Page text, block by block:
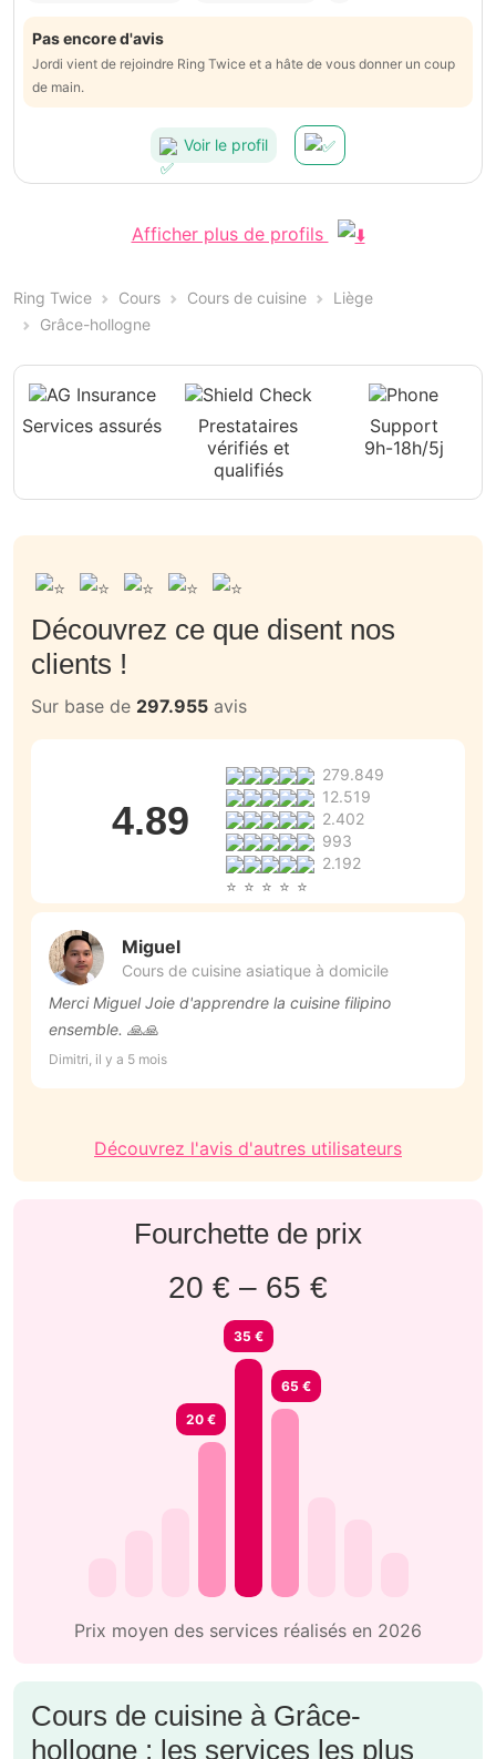
Pas encore d'avis
Jordi vient de rejoindre Ring Twice et a hâte de vous donner un coup
de main.
Voir le profil
Afficher plus de profils
Ring Twice Cours Cours de cuisine
Liège
Grâce-hollogne
Services assurés
Prestataires
vérifiés et
qualifiés
Support
9h-18h/5j
Découvrez ce que disent nos
clients !
Sur base de 297.955 avis
4.89
279.849
12.519
2.402
993
2.192
Miguel
Cours de cuisine asiatique à domicile
Merci Miguel Joie d'apprendre la cuisine filipino
ensemble. 🙏🙏
Dimitri, il y a 5 mois
Découvrez l'avis d'autres utilisateurs
Fourchette de prix
20 € – 65 €
20 €
35 €
65 €
Prix moyen des services réalisés en 2026
Cours de cuisine à Grâce-
hollogne : les services les plus